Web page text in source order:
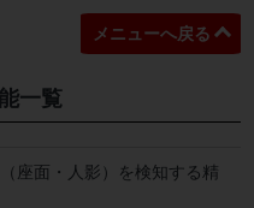
メニューへ戻る
一覧
座面・人影）を検知する精